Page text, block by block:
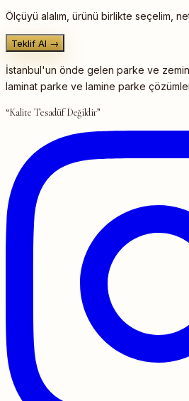
Ölçüyü alalım, ürünü birlikte seçelim,
Teklif Al →
İstanbul'un önde gelen parke ve zemin
laminat parke ve lamine parke
“Kalite Tesadüf Değildir”